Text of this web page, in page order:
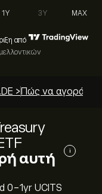
1Y 3Y MAX
από
> Πώς να
αυτή
i
0-1yr UCITS